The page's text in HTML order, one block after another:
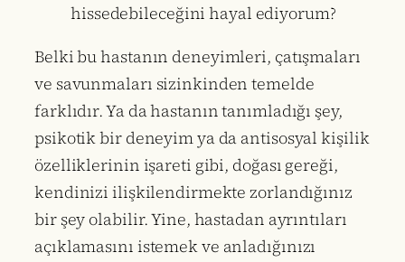
hissedebileceğini hayal ediyorum?
Belki bu hastanın deneyimleri, çatışmaları
ve savunmaları sizinkinden temelde
farklıdır. Ya da hastanın tanımladığı şey,
psikotik bir deneyim ya da antisosyal kişilik
özelliklerinin işareti gibi, doğası gereği,
kendinizi ilişkilendirmekte zorlandığınız
bir şey olabilir. Yine, hastadan ayrıntıları
açıklamasını istemek ve anladığınızı